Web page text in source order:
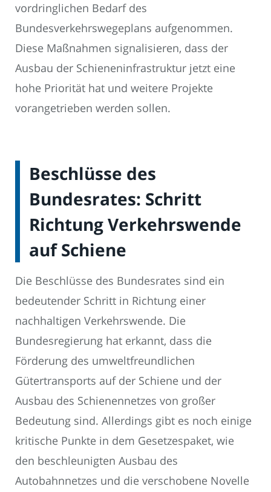
vordringlichen Bedarf des
Bundesverkehrswegeplans aufgenommen.
Diese Maßnahmen signalisieren, dass der
Ausbau der Schieneninfrastruktur jetzt eine
hohe Priorität hat und weitere Projekte
vorangetrieben werden sollen.
Beschlüsse des
Bundesrates: Schritt
Richtung Verkehrswende
auf Schiene
Die Beschlüsse des Bundesrates sind ein
bedeutender Schritt in Richtung einer
nachhaltigen Verkehrswende. Die
Bundesregierung hat erkannt, dass die
Förderung des umweltfreundlichen
Gütertransports auf der Schiene und der
Ausbau des Schienennetzes von großer
Bedeutung sind. Allerdings gibt es noch einige
kritische Punkte in dem Gesetzespaket, wie
den beschleunigten Ausbau des
Autobahnnetzes und die verschobene Novelle